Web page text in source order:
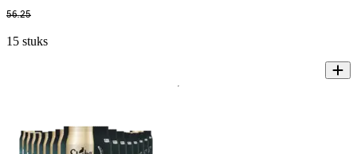
56.25
15 stuks